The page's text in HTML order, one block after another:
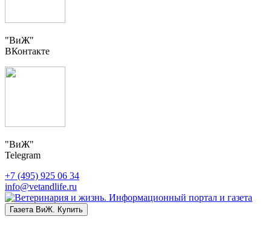
"ВиЖ"
ВКонтакте
"ВиЖ"
Telegram
+7 (495) 925 06 34
info@vetandlife.ru
Газета ВиЖ. Купить